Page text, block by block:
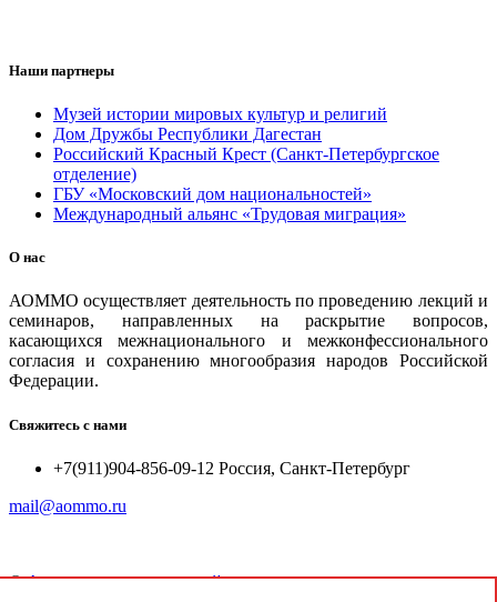
Наши партнеры
Музей истории мировых культур и религий
Дом Дружбы Республики Дагестан
Российский Красный Крест (Санкт-Петербургское
отделение)
ГБУ «Московский дом национальностей»
Международный альянс «Трудовая миграция»
О нас
АОММО осуществляет деятельность по проведению лекций и
семинаров, направленных на раскрытие вопросов,
касающихся межнационального и межконфессионального
согласия и сохранению многообразия народов Российской
Федерации.
Свяжитесь с нами
+7(911)904-856-09-12 Россия, Санкт-Петербург
mail@aommo.ru
© Ассоциация организаций по реализации национальных